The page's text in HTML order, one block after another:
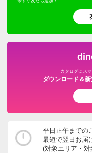
今すぐ友だち追加！
カタログにス
ダウンロード＆
平日正午までの
最短で翌日お届
(対象エリア・